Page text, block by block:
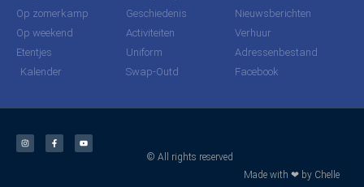
Op zomerkamp
Op weekend
Etentjes
Kalender
Geschiedenis
Activiteiten
Uniform
Swap-Outd
Nieuwsberichten
Verhuur
Adressenbestand
Facebook
© All rights reserved
Made with ❤ by Chelle